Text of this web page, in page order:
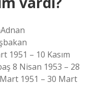
1951 – 10 Kasım
8 Nisan 1953 – 28
1951 – 30 Mart